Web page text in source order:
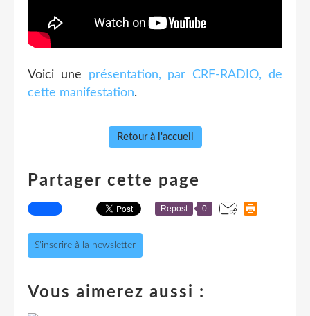
Voici une présentation, par CRF-RADIO, de
cette manifestation.
Retour à l'accueil
Partager cette page
Repost 0
S'inscrire à la newsletter
Vous aimerez aussi :